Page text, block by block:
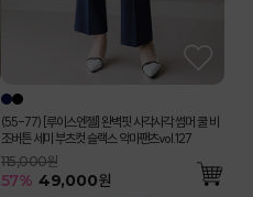
(55-77) [루이스엔젤] 완벽핏 사각사각 썸머 쿨 비
조버튼 세미 부츠컷 슬랙스 악마팬츠vol.127
115,000원
57% 49,000원